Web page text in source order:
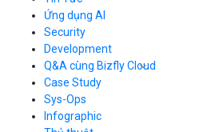
CDN
Load Balancer
Auto Scaling
Container Registry
Kubernetes
Cloud Database
Call Center
Business Email
Ứng dụng AI
Security
Development
Q&A cùng Bizfly Cloud
Q&A về Bizfly Cloud Server
Thao tác kết nối tới server
Videos
Q&A về Bizfly Business Email
Videos
Case Study
Sys-Ops
Infographic